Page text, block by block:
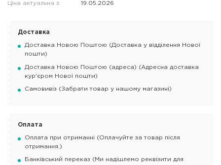
Ціна актуальна з: 19.05.2026
Доставка
Доставка Новою Поштою (Доставка у відділення Нової
пошти)
Доставка Новою Поштою (адреса) (Адресна доставка
кур'єром Нової пошти)
Самовивіз (Забрати товар у нашому магазині)
Оплата
Оплата при отриманні (Оплачуйте за товар після
отримання.)
Банківський переказ (Ми надішлемо реквізити для